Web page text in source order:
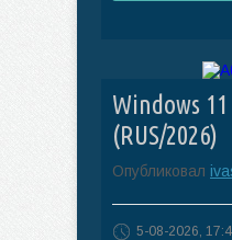
Windows
(RUS/2026)
Опубликовал
5-08-2026,